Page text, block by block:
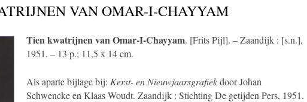
VAN OMAR-I-CHAYYAM
Tien kwatrijnen van Omar-I-Chayyam. [Frits Pijl]. – Zaandijk : [s.n.],
1951. – 13 p.; 11,5 x 14 cm.
Als aparte bijlage bij: Kerst- en Nieuwjaarsgrafiekdoor Johan
Schwencke en Klaas Woudt. Zaandijk : Stichting De getijden Pers, 1951.